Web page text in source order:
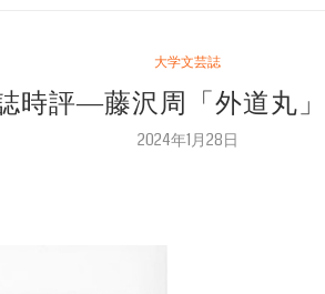
大学文芸誌
時評―藤沢周「外道丸
2024年1月28日